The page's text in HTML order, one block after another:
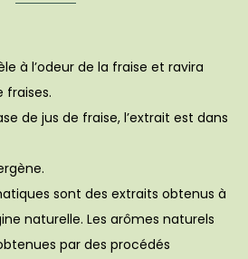
à l’odeur de la fraise et ravira
fraises.
de jus de fraise, l’extrait est dans
sont des extraits obtenus à
naturelle. Les arômes naturels
par des procédés